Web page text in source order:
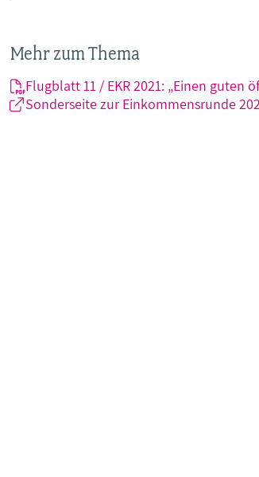
Mehr zum Thema
Flugblatt 11 / EKR 2021: „Einen
Sonderseite zur Einkommensrunde